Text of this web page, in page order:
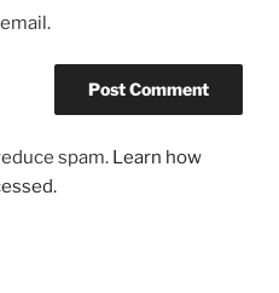
spam. Learn how